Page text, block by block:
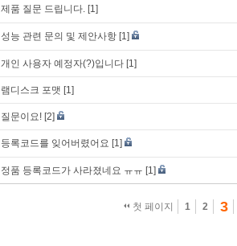
제품 질문 드립니다. [1]
성능 관련 문의 및 제안사항 [1]
개인 사용자 예정자(?)입니다 [1]
램디스크 포맷 [1]
질문이요! [2]
등록코드를 잊어버렸어요 [1]
정품 등록코드가 사라졌네요 ㅠㅠ [1]
첫 페이지 1 2 3